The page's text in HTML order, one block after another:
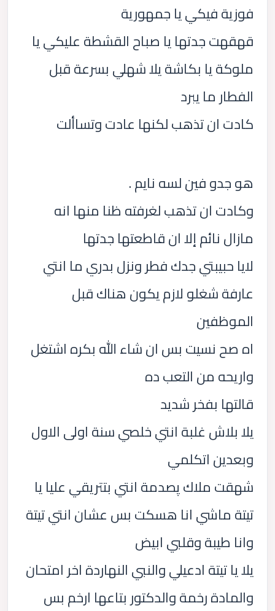
فوزية فيكي يا جمهورية
قهقهت جدتها يا صباح القشطة عليكي يا
ملوكة يا بكاشة يلا شهلي بسرعة قبل
الفطار ما يبرد
كادت ان تذهب لكنها عادت وتساألت
هو جدو فين لسه نايم .
وكادت ان تذهب لغرفته ظنا منها انه
مازال نائم إلا ان قاطعتها جدتها
لايا حبيبتي جدك فطر ونزل بدري ما انتي
عارفة شغلو لازم يكون هناك قبل
الموظفين
اه صح نسيت بس ان شاء الله بكره اشتغل
واريحه من التعب ده
قالتها بفخر شديد
يلا بلاش غلبة انتي خلصي سنة اولى الاول
وبعدين اتكلمي
شهقت ملاك پصدمة انتي بتتريقي عليا يا
تيتة ماشي انا هسكت بس عشان انتي تيتة
وانا طيبة وقلبي ابيض
يلا يا تيتة ادعيلي والنبي النهاردة اخر امتحان
والمادة رخمة والدكتور بتاعها ارخم بس